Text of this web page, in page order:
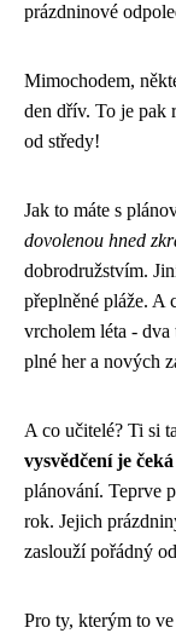
prázdninové
Mimochodem,
den dřív. To je pak
od středy!
Jak to máte s
dovolenou hned
dobrodružstvím.
přeplněné pláže. A
vrcholem léta - dva
plné her a nových
A co učitelé? Ti si
vysvědčení je
plánování. Teprve
rok. Jejich
zaslouží pořádný
Pro ty, kterým to